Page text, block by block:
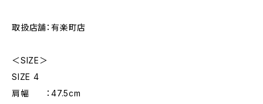
取扱店舗：有楽町店
＜SIZE＞
SIZE 4
肩幅 ：47.5cm